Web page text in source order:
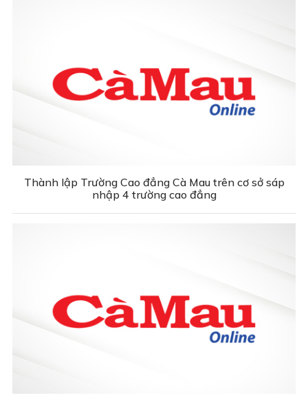
Thành lập Trường Cao đẳng Cà Mau trên cơ sở sáp
nhập 4 trường cao đẳng